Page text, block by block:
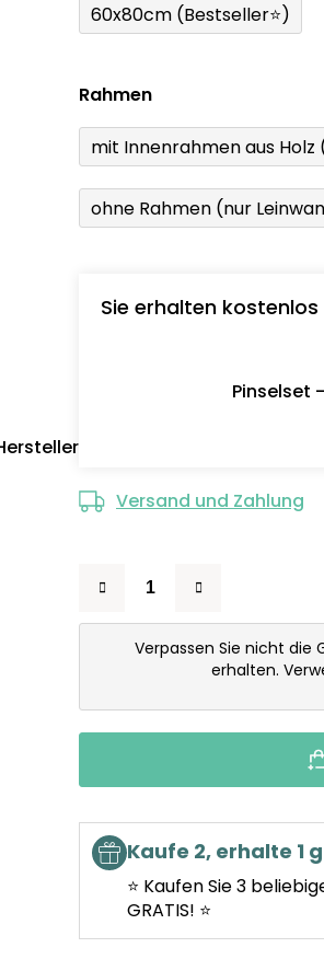
60x80cm (Bestseller⭐)
Rahmen
mit Innenrahmen aus
ohne Rahmen (nur
Sie erhalten kostenlos
Pinselset
Versand und Zahlung
Verpassen Sie nicht die
erhalten.
Kaufe 2, erhalte 1
⭐ Kaufen Sie 3
GRATIS! ⭐